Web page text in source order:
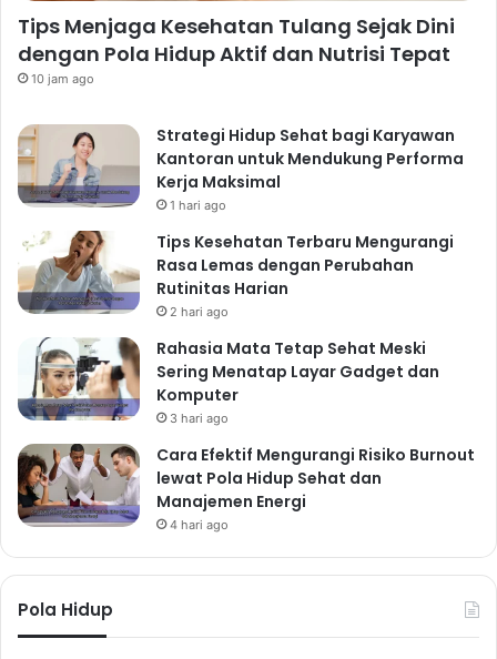
pernapasan dalam dapat membantu mengurangi
hormon stres kortisol. Luangkan waktu setiap hari
untuk berlatih relaksasi dan temukan teknik yang
Olahraga Teratur sebagai
Penghilang Stres
Olahraga melepaskan endorfin, hormon yang
memberikan perasaan senang dan mengurangi stres.
Cari aktivitas fisik yang Anda sukai dan lakukan secara
teratur.
Hubungan Sosial yang Kuat
Berinteraksi dengan orang-orang yang Anda sayangi
dan memiliki sistem pendukung sosial yang kuat dapat
membantu mengatasi stres. Luangkan waktu untuk
Manajemen Waktu yang Efektif
Merencanakan aktivitas dan memprioritaskan tugas-
tugas dapat membantu mengurangi rasa kewalahan
dan stres. Hindari menunda-nunda pekerjaan dan
Mencari Bantuan Profesional
Tips Menjaga Kesehatan Tulang Sejak Dini
dengan Pola Hidup Aktif dan Nutrisi Tepat
10 jam ago
Strategi Hidup Sehat bagi Karyawan
Kantoran untuk Mendukung Performa
Kerja Maksimal
1 hari ago
Tips Kesehatan Terbaru Mengurangi
Rasa Lemas dengan Perubahan
Rutinitas Harian
2 hari ago
Rahasia Mata Tetap Sehat Meski
Sering Menatap Layar Gadget dan
Komputer
3 hari ago
Cara Efektif Mengurangi Risiko Burnout
lewat Pola Hidup Sehat dan
Manajemen Energi
4 hari ago
Pola Hidup